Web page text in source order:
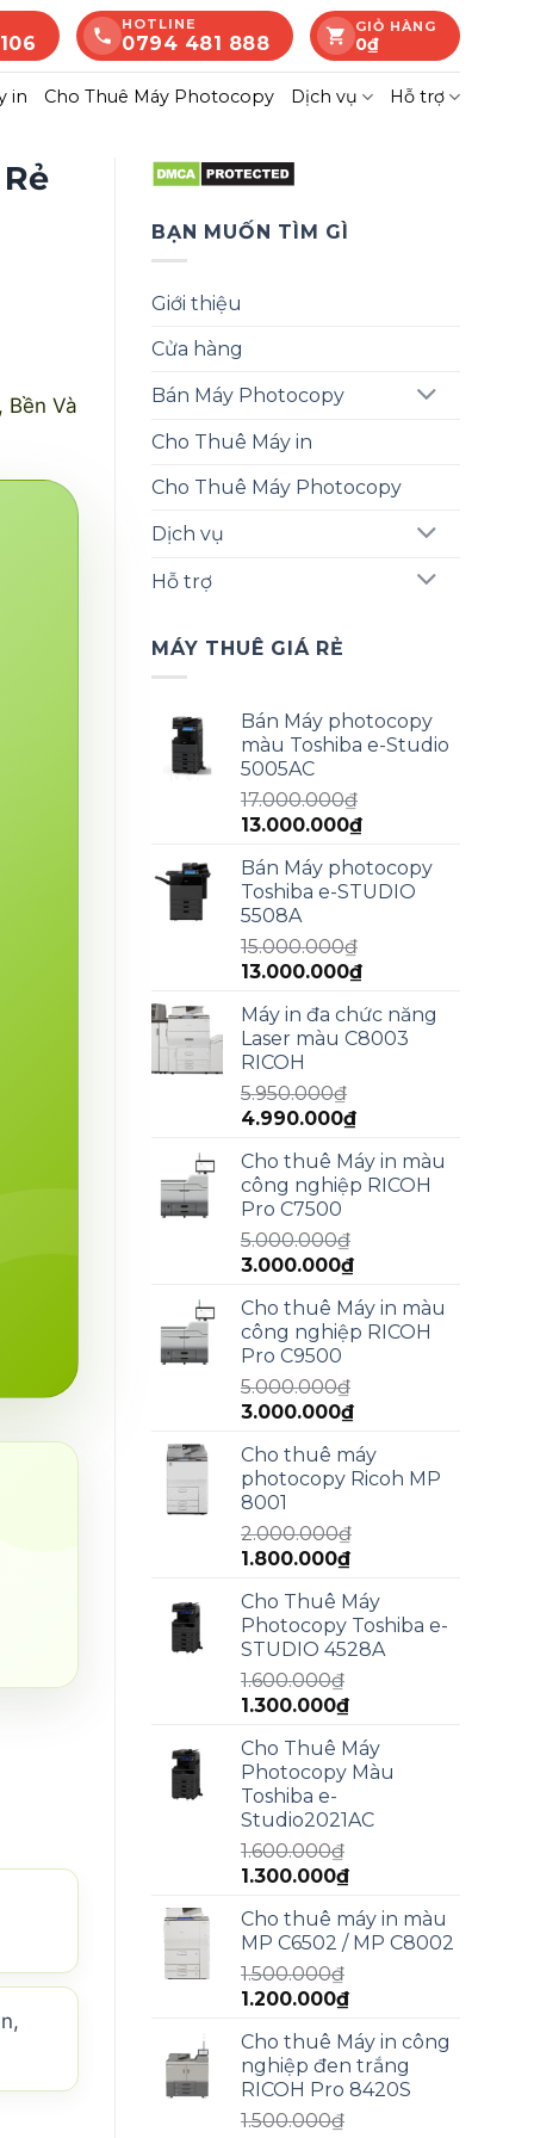
HOTLINE
0794 481 888
GIỎ HÀNG
0₫
in Cho Thuê Máy Photocopy Dịch vụ Hỗ trợ
Bền Và
BẠN MUỐN TÌM GÌ
Giới thiệu
Cửa hàng
Bán Máy Photocopy
Cho Thuê Máy in
Cho Thuê Máy Photocopy
Dịch vụ
Hỗ trợ
MÁY THUÊ GIÁ RẺ
Bán Máy photocopy
màu Toshiba e-Studio
5005AC
17.000.000₫
Giá
là:
17.000.000₫.
13.000.000₫Giá
tại
là:
Bán Máy photocopy
Toshiba e-STUDIO
5508A
15.000.000₫
Giá
là:
15.000.000₫.
13.000.000₫Giá
tại
là:
Máy in đa chức năng
Laser màu C8003
RICOH
5.950.000₫
Giá
là:
5.950.000₫.
4.990.000₫Giá
tại
là:
Cho thuê Máy in màu
công nghiệp RICOH
Pro C7500
5.000.000₫
Giá
là:
5.000.000₫.
3.000.000₫Giá
tại
là:
Cho thuê Máy in màu
công nghiệp RICOH
Pro C9500
5.000.000₫
Giá
là:
5.000.000₫.
3.000.000₫Giá
tại
là:
Cho thuê máy
photocopy Ricoh MP
8001
2.000.000₫
Giá
là:
2.000.000₫.
1.800.000₫Giá
tại
là:
1.800.000₫.
Cho Thuê Máy
Photocopy Toshiba e-
STUDIO 4528A
1.600.000₫
Giá
là:
1.600.000₫.
1.300.000₫Giá
tại
là:
Cho Thuê Máy
Photocopy Màu
Toshiba e-
Studio2021AC
1.600.000₫
Giá
là:
1.600.000₫.
1.300.000₫Giá
tại
là:
Cho thuê máy in màu
MP C6502 / MP C8002
1.500.000₫
Giá
là:
1.500.000₫.
1.200.000₫Giá
tại
là:
1.200.000₫.
Cho thuê Máy in công
nghiệp đen trắng
RICOH Pro 8420S
1.500.000₫